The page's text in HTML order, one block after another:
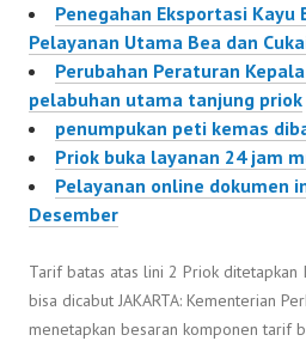
Penegahan Eksportasi
Pelayanan Utama Bea dan
Perubahan Peraturan
pelabuhan utama tanjung priok
penumpukan peti kemas
Priok buka layanan 24 jam
Pelayanan online dokumen
Desember
Tarif batas atas lini 2 Priok
bisa dicabut JAKARTA: Kementerian
menetapkan besaran komponen tarif